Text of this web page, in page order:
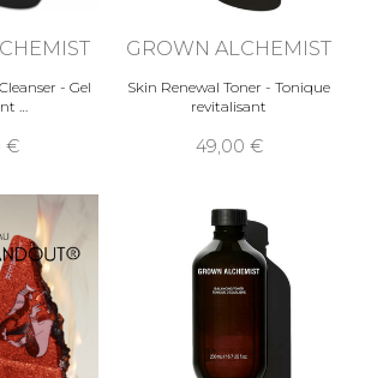
- Gel
GROWN ALCHEMIST
Skin Renewal Toner - Tonique
revitalisant
49,00